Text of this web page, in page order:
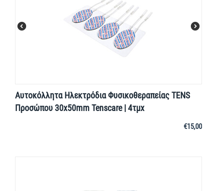
Αυτοκόλλητα Ηλεκτρόδια Φυσικοθεραπείας TENS
Προσώπου 30x50mm Tenscare | 4τμχ
€15,00